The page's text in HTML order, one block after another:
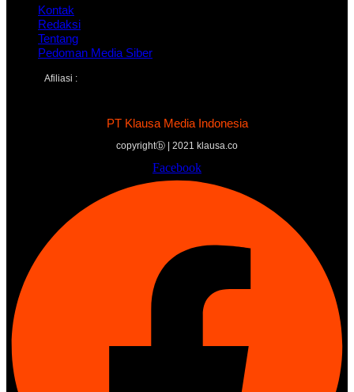
Kontak
Redaksi
Tentang
Pedoman Media Siber
Afiliasi :
PT Klausa Media Indonesia
copyrightⓑ | 2021 klausa.co
Facebook